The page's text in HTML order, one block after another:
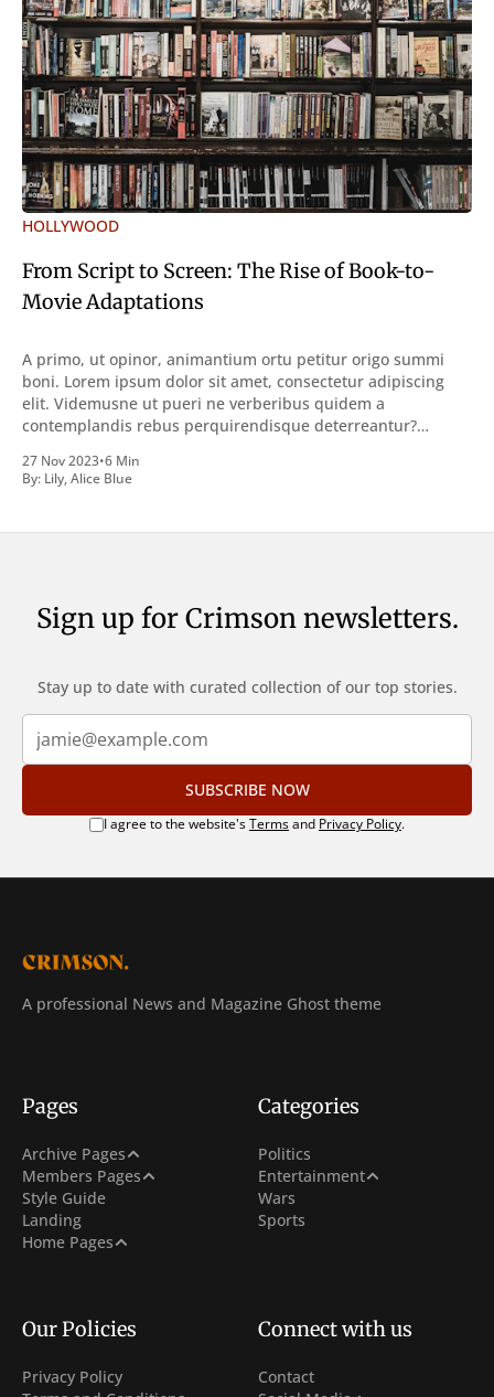
HOLLYWOOD
From Script to Screen: The Rise of Book-to-
Movie Adaptations
A primo, ut opinor, animantium ortu petitur origo summi
boni. Lorem ipsum dolor sit amet, consectetur adipiscing
elit. Videmusne ut pueri ne verberibus quidem a
contemplandis rebus perquirendisque deterreantur?
inveniri verbum potest quod magis idem declaret Latine,
quod Graece, quam declarat voluptas. Duo
27 Nov 2023•6 Min
By: Lily,Alice Blue
Sign up for Crimson newsletters.
Stay up to date with curated collection of our top stories.
SUBSCRIBE NOW
I agree to the website'sTermsand Privacy Policy.
A professional News and Magazine Ghost theme
Pages
Archive Pages
Post Archive
Tag Archive
Author Archive
Members Pages
Sign In
Sign Up
Subscribe
Style Guide
Landing
Home Pages
With Carousel + 3 Col Hero
Categories
Politics
Entertainment
Netflix
Hollywood
Wars
Sports
Our Policies
Privacy Policy
Connect with us
Contact